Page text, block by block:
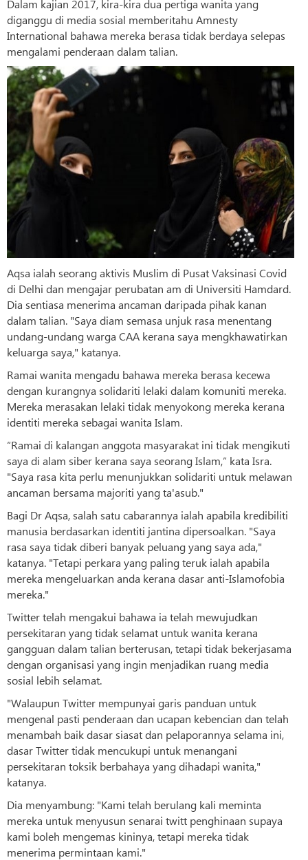
Dalam kajian 2017, kira-kira dua pertiga wanita yang
diganggu di media sosial memberitahu Amnesty
International bahawa mereka berasa tidak berdaya selepas
mengalami penderaan dalam talian.
Aqsa ialah seorang aktivis Muslim di Pusat Vaksinasi Covid
di Delhi dan mengajar perubatan am di Universiti Hamdard.
Dia sentiasa menerima ancaman daripada pihak kanan
dalam talian. "Saya diam semasa unjuk rasa menentang
undang-undang warga CAA kerana saya mengkhawatirkan
keluarga saya," katanya.
Ramai wanita mengadu bahawa mereka berasa kecewa
dengan kurangnya solidariti lelaki dalam komuniti mereka.
Mereka merasakan lelaki tidak menyokong mereka kerana
identiti mereka sebagai wanita Islam.
“Ramai di kalangan anggota masyarakat ini tidak mengikuti
saya di alam siber kerana saya seorang Islam,” kata Isra.
"Saya rasa kita perlu menunjukkan solidariti untuk melawan
ancaman bersama majoriti yang ta'asub."
Bagi Dr Aqsa, salah satu cabarannya ialah apabila kredibiliti
manusia berdasarkan identiti jantina dipersoalkan. "Saya
rasa saya tidak diberi banyak peluang yang saya ada,"
katanya. "Tetapi perkara yang paling teruk ialah apabila
mereka mengeluarkan anda kerana dasar anti-Islamofobia
mereka."
Twitter telah mengakui bahawa ia telah mewujudkan
persekitaran yang tidak selamat untuk wanita kerana
gangguan dalam talian berterusan, tetapi tidak bekerjasama
dengan organisasi yang ingin menjadikan ruang media
sosial lebih selamat.
"Walaupun Twitter mempunyai garis panduan untuk
mengenal pasti penderaan dan ucapan kebencian dan telah
menambah baik dasar siasat dan pelaporannya selama ini,
dasar Twitter tidak mencukupi untuk menangani
persekitaran toksik berbahaya yang dihadapi wanita,"
katanya.
Dia menyambung: "Kami telah berulang kali meminta
mereka untuk menyusun senarai twitt penghinaan supaya
kami boleh mengemas kininya, tetapi mereka tidak
menerima permintaan kami."